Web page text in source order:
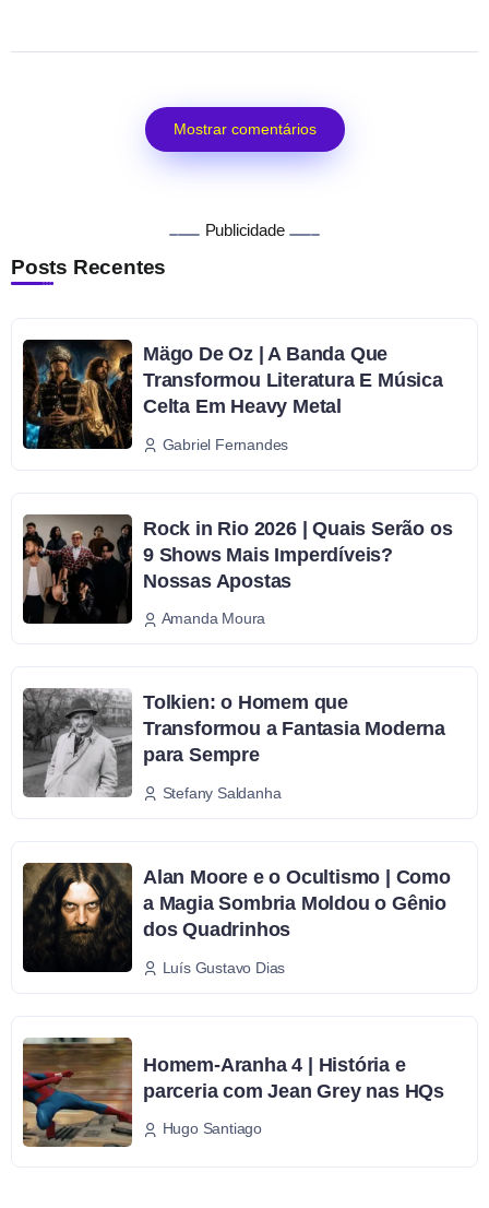
Mostrar comentários
Publicidade
Posts Recentes
Mägo De Oz | A Banda Que
Transformou Literatura E Música
Celta Em Heavy Metal
Gabriel Fernandes
Rock in Rio 2026 | Quais Serão os
9 Shows Mais Imperdíveis?
Nossas Apostas
Amanda Moura
Tolkien: o Homem que
Transformou a Fantasia Moderna
para Sempre
Stefany Saldanha
Alan Moore e o Ocultismo | Como
a Magia Sombria Moldou o Gênio
dos Quadrinhos
Luís Gustavo Dias
Homem-Aranha 4 | História e
parceria com Jean Grey nas HQs
Hugo Santiago